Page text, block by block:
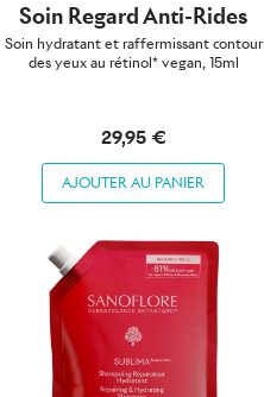
Soin Regard Anti-Rides
Soin hydratant et raffermissant contour
des yeux au rétinol* vegan, 15ml
29,95 €
AJOUTER AU PANIER